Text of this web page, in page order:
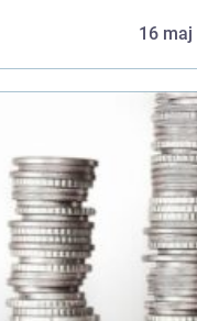
16 maj